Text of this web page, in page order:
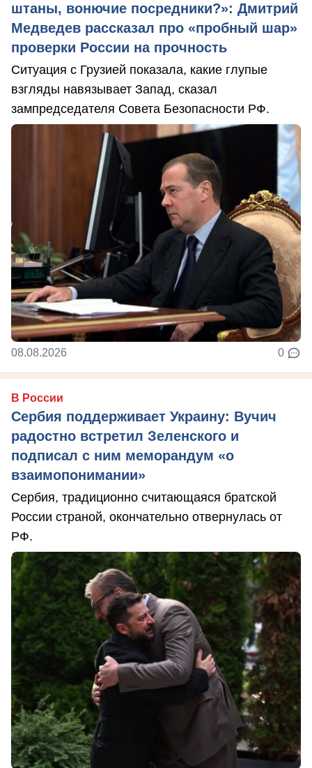
штаны, вонючие посредники?»: Дмитрий
Медведев рассказал про «пробный шар»
проверки России на прочность
Ситуация с Грузией показала, какие глупые
взгляды навязывает Запад, сказал
зампредседателя Совета Безопасности РФ.
08.08.2026 0
В России
Сербия поддерживает Украину: Вучич
радостно встретил Зеленского и
подписал с ним меморандум «о
взаимопонимании»
Сербия, традиционно считающаяся братской
России страной, окончательно отвернулась от
РФ.